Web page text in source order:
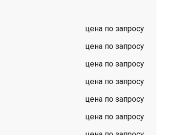
цена по запросу
цена по запросу
цена по запросу
цена по запросу
цена по запросу
цена по запросу